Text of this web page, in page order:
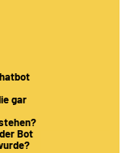
gar
Bot